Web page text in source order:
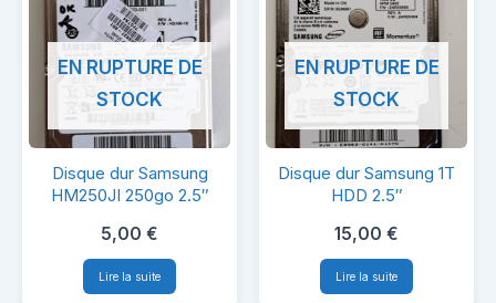
Disque
dur
Samsung
HM250JI
250go
EN RUPTURE DE
STOCK
Disque dur Samsung
HM250JI 250go 2.5″
5,00 €
Lire la suite
Disque
dur
Samsung
1T
HDD
EN RUPTURE DE
STOCK
Disque dur Samsung 1T
HDD 2.5″
15,00 €
Lire la suite